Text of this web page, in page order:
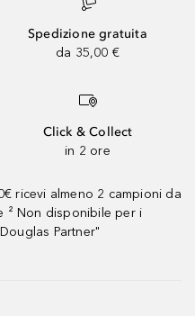
Spedizione gratuita
da 35,00 €
Click & Collect
in 2 ore
ricevi almeno 2 campioni da
² Non disponibile per i
Partner"